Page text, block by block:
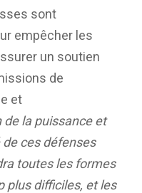
sont
empêcher les
un soutien
de
et
de la puissance et
ces défenses
toutes les formes
plus difficiles, et les